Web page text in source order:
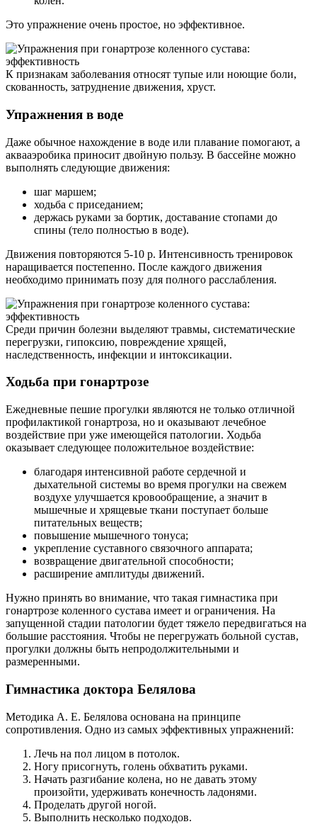
Это упражнение очень простое, но эффективное.
К признакам заболевания относят тупые или ноющие боли,
скованность, затруднение движения, хруст.
Упражнения в воде
Даже обычное нахождение в воде или плавание помогают, а
аквааэробика приносит двойную пользу. В бассейне можно
выполнять следующие движения:
шаг маршем;
ходьба с приседанием;
держась руками за бортик, доставание стопами до
спины (тело полностью в воде).
Движения повторяются 5-10 р. Интенсивность тренировок
наращивается постепенно. После каждого движения
необходимо принимать позу для полного расслабления.
Среди причин болезни выделяют травмы, систематические
перегрузки, гипоксию, повреждение хрящей,
наследственность, инфекции и интоксикации.
Ходьба при гонартрозе
Ежедневные пешие прогулки являются не только отличной
профилактикой гонартроза, но и оказывают лечебное
воздействие при уже имеющейся патологии. Ходьба
оказывает следующее положительное воздействие:
благодаря интенсивной работе сердечной и
дыхательной системы во время прогулки на свежем
воздухе улучшается кровообращение, а значит в
мышечные и хрящевые ткани поступает больше
питательных веществ;
повышение мышечного тонуса;
укрепление суставного связочного аппарата;
возвращение двигательной способности;
расширение амплитуды движений.
Нужно принять во внимание, что такая гимнастика при
гонартрозе коленного сустава имеет и ограничения. На
запущенной стадии патологии будет тяжело передвигаться на
большие расстояния. Чтобы не перегружать больной сустав,
прогулки должны быть непродолжительными и
размеренными.
Гимнастика доктора Белялова
Методика А. Е. Белялова основана на принципе
сопротивления. Одно из самых эффективных упражнений:
Лечь на пол лицом в потолок.
Ногу присогнуть, голень обхватить руками.
Начать разгибание колена, но не давать этому
произойти, удерживать конечность ладонями.
Проделать другой ногой.
Выполнить несколько подходов.